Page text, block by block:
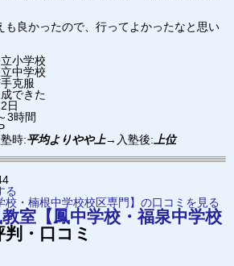
も良かったので、行ってよかったなと思い
小学校
中学校
克服
できた
日
3時間
塾時:平均よりやや上→ 入塾後: 上位
る
校・楠根中学校校区専門】の口コミを見る
室【鳳中学校・福泉中学校
判・口コミ